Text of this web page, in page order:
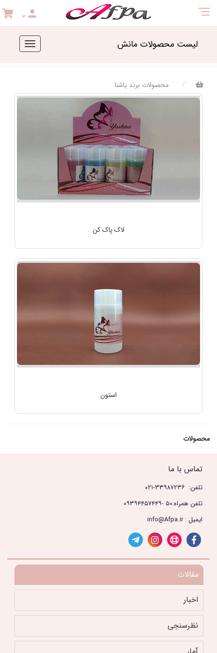
لیست محصولات مانش
Toggle
محصولات برند یاشنا
لاک پاک کن
استون
محصولات
تماس با ما
تلفن: ۳۳۹۸۷۲۳۶-۰۲۱
تلفن همراه:۵۰ -۰۹۳۹۴۴۵۷۴۴۹
ایمیل : info@Afpa.ir
مقالات
اخبار
نظرسنجی